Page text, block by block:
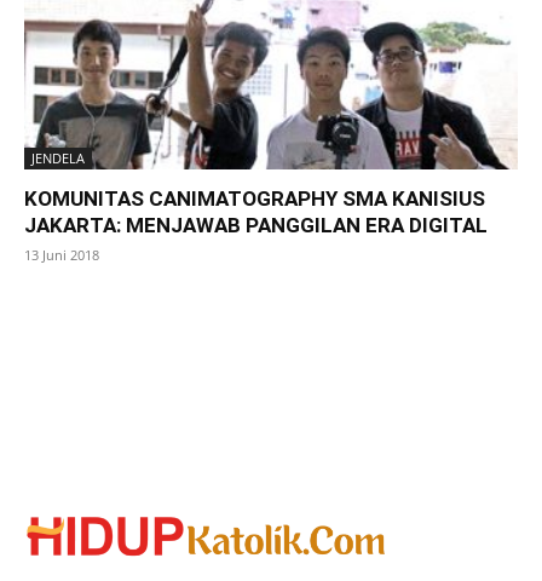
JENDELA
KOMUNITAS CANIMATOGRAPHY SMA KANISIUS
JAKARTA: MENJAWAB PANGGILAN ERA DIGITAL
13 Juni 2018